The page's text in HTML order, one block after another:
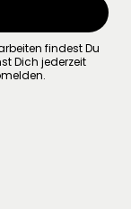
findest Du
Dich jederzeit